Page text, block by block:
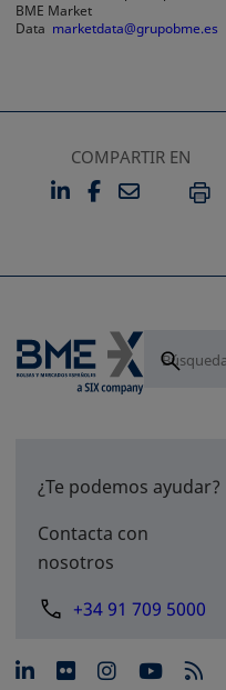
BME Market
Data marketdata@grupobme.es
COMPARTIR EN
LINKEDIN
SE ABRE EN
FACEBOOK
SE ABRE
EMAIL
¿Te podemos ayudar?
Contacta con
nosotros
+34 91 709 5000
se abre en
se abre en
se abre
se